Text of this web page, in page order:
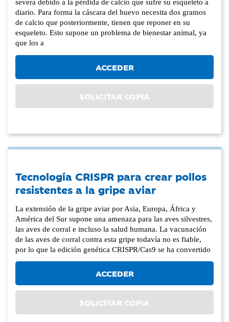
severa debido a la pérdida de calcio que sufre su esqueleto a
diario. Para forma la cáscara del huevo necesita dos gramos
de calcio que posteriormente, tienen que reponer en su
esqueleto. Esto supone un problema de bienestar animal, ya
que los a
ACCEDER
SOLICITAR COPIA
Tecnología CRISPR para crear pollos
resistentes a la gripe aviar
La extensión de la gripe aviar por Asia, Europa, África y
América del Sur supone una amenaza para las aves silvestres,
las aves de corral e incluso la salud humana. La vacunación
de las aves de corral contra esta gripe todavía no es fiable,
por lo que la edición genética CRISPR/Cas9 se ha convertido
ACCEDER
SOLICITAR COPIA